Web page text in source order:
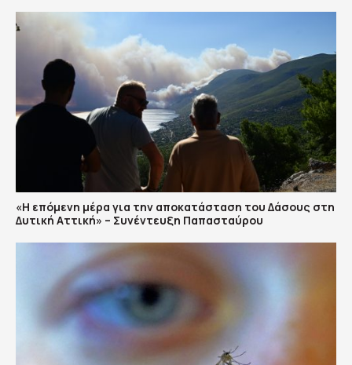
«Η επόμενη μέρα για την αποκατάσταση του Δάσους στη
Δυτική Αττική» – Συνέντευξη Παπασταύρου